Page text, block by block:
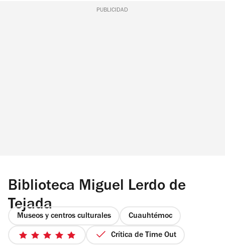
PUBLICIDAD
Biblioteca Miguel Lerdo de
Tejada
Museos y centros culturales Cuauhtémoc
5
Crítica de Time Out